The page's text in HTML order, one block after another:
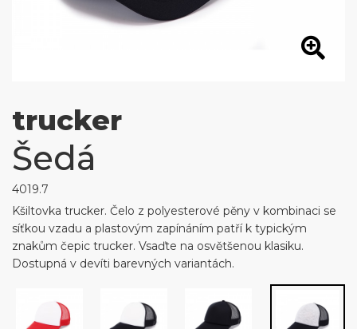
trucker
Šedá
4019.7
Kšiltovka trucker. Čelo z polyesterové pěny v kombinaci se
síťkou vzadu a plastovým zapínáním patří k typickým
znakům čepic trucker. Vsaďte na osvětšenou klasiku.
Dostupná v devíti barevných variantách.